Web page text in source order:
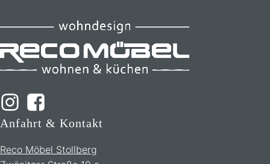
Anfahrt & Kontakt
Reco Möbel Stollberg